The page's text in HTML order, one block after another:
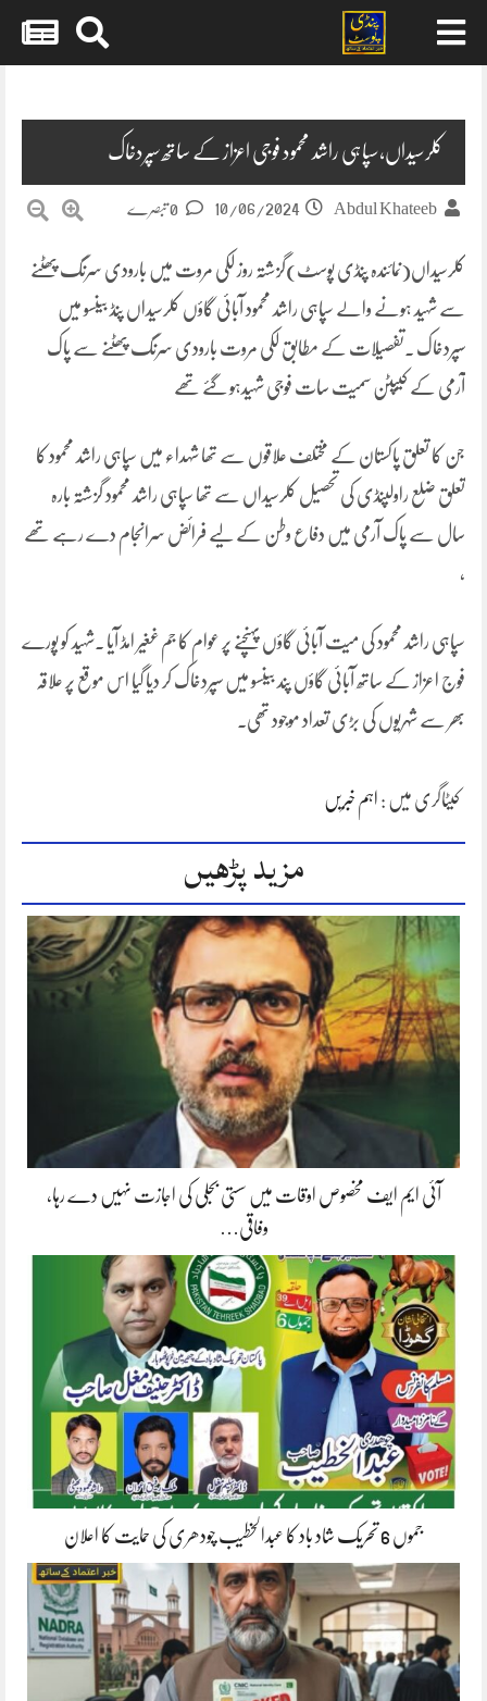
کلرسیداں،سپاہی راشد محمود فوجی اعزاز کے ساتھ سپردخاک
Abdul Khateeb
10/06/2024
کلرسیداں(نمائندہ پنڈی پوسٹ)گزشتہ روز لکی مروت میں بارودی سرنگ پھٹنے
سے شہید ہونے والے سپاہی راشد محمود آبائی گاؤں کلرسیداں پنڈ بینسو میں
سپردخاک ۔تفصیلات کے مطابق لکی مروت بارودی سرنگ پھٹنے سے پاک
آرمی کے کیپٹن سمیت سات فوجی شہیدہو گئے تھے
جن کا تعلق پاکستان کے مختلف علاقوں سے تھا شہداء میں سپاہی راشد محمود کا
تعلق ضلع راولپنڈی کی تحصیل کلرسیداں سے تھا سپاہی راشد محمود گزشتہ بارہ
سال سے پاک آرمی میں دفاع وطن کے لیے فرائض سرانجام دے رہے تھے
،
سپاہی راشد محمود کی میت آبائی گاؤں پہنچنے پر عوام کا جم غغیر امڈ آیا ۔شہید کو پورے
فوج اعزاز کے ساتھ آبائی گاؤں پند بینسو میں سپردخاک کر دیا گیا اس موقع پر علاقہ
بھر سے شہریوں کی بڑی تعداد موجود تھی۔
کیٹاگری میں : اہم خبریں
مزید پڑھیں
آئی ایم ایف مخصوص اوقات میں سستی بجلی کی اجازت نہیں دے رہا،
وفاقی…
جموں 6 تحریک شاد باد کا عبدالخطیب چودھری کی حمایت کا اعلان